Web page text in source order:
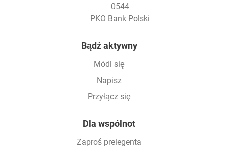
0544
PKO Bank Polski
Bądź aktywny
Módl się
Napisz
Przyłącz się
Dla wspólnot
Zaproś prelegenta